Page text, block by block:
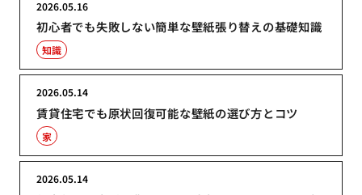
初心者でも失敗しない簡単な壁紙張り替えの基礎知識
2026.05.16
知識
賃貸住宅でも原状回復可能な壁紙の選び方とコツ
2026.05.14
家
2026.05.14